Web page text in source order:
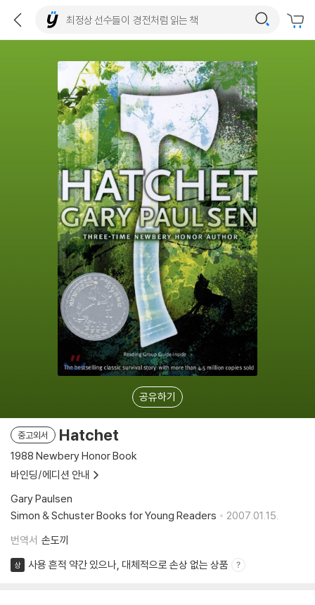
공유하기
중고외서 Hatchet
1988 Newbery Honor Book
바인딩/에디션 안내
Gary Paulsen
Simon & Schuster Books for Young Readers
2007.01.15.
번역서 손도끼
상 사용 흔적 약간 있으나, 대체적으로 손상 없는 상품